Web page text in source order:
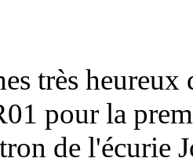
très
pour la
de l'écurie